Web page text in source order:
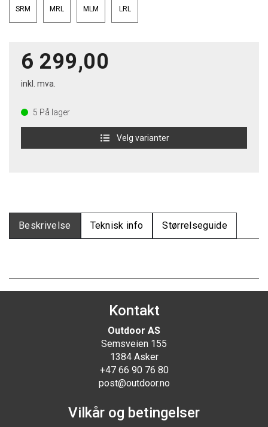
SRM MRL MLM LRL
6 299,00
inkl. mva.
5 På lager
Velg varianter
Beskrivelse Teknisk info Størrelseguide
Kontakt
Outdoor AS
Semsveien 155
1384 Asker
+47 66 90 76 80
post@outdoor.no
Vilkår og betingelser